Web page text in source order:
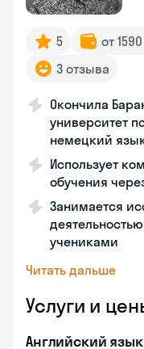
5 от
3 отзыва
Окончила
университет
немецкий
Использует
обучения
Занимается
учениками
Читать дальше
Услуги и
Английский язык